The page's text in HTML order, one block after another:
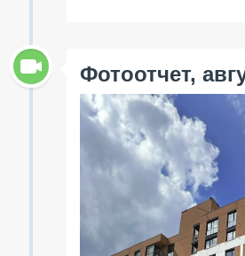
Фотоотчет,